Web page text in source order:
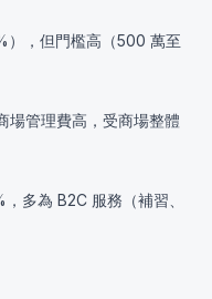
），但門檻高（500 萬至
場管理費高，受商場整體
多為 B2C 服務（補習、